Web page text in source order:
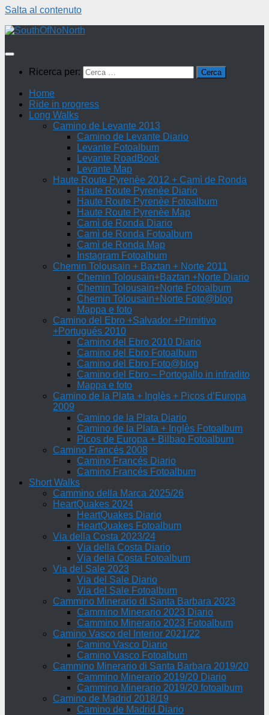
Salta al contenuto
Ricerca per:
Home
Ride in progress
Long Walks
Camino de Levante 2013
Camino de Levante Diario
Levante Fotoalbum
Levante RoadBook
Levante Map
Haute Route Pyrenèe 2012 + Camì de Ronda
Haute Route Pyrenèe Diario
Haute Route Pyrenèe Fotoalbum
Haute Route Pyrenèe Map
Camì de Ronda Diario
Camì de Ronda Fotoalbum
Camì de Ronda Map
Instagram Fotoalbum
Chemin Tolousain + Baztan + Norte 2011
Chemin Tolousain+Baztan +Norte Diario
Chemin Tolousain+Norte Fotoalbum
Chemin Tolousain+Norte Foto@blog
Mappa e foto
Camino del Ebro +Salvador +Primitivo
+Portugués 2010
Camino del Ebro 2010 Diario
Camino del Ebro Fotoalbum
Camino del Ebro Foto@blog
Camino del Ebro – Portogallo in infradito
Mappa e foto
Camino de la Plata + Inglès + Picos d’Europa
2009
Camino de la Plata Diario
Camino de la Plata + Inglès Fotoalbum
Picos de Europa + Bilbao Fotoalbum
Camino Francés 2008
Camino Francés Diario
Camino Francés Fotoalbum
Short Walks
Cammino della Marca 2025/26
HeartQuakes 2024
HeartQuakes Diario
HeartQuakes Fotoalbum
Via della Costa 2023/24
Via della Costa Diario
Via della Costa Fotoalbum
Via del Sale 2023
Via del Sale Diario
Via del Sale Fotoalbum
Cammino Minerario di Santa Barbara 2023
Cammino Minerario 2023 Diario
Cammino Minerario 2023 Fotoalbum
Camino Vasco del Interior 2021/22
Camino Vasco Diario
Camino Vasco Fotoalbum
Cammino Minerario di Santa Barbara 2019/20
Cammino Minerario 2019/20 Diario
Cammino Minerario 2019/20 fotoalbum
Camino de Madrid 2018/19
Camino de Madrid Diario